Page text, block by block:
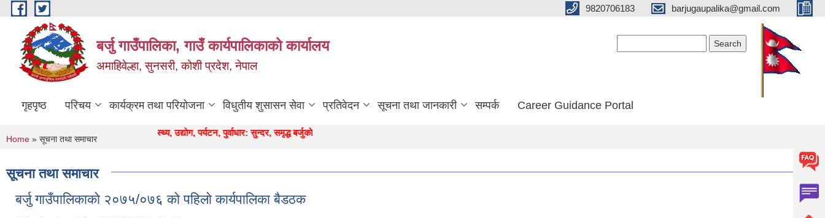
Skip to main content 9820706183 barjugaupalika@gmail.com
बर्जु गाउँपालिका, गाउँ कार्यपालिकाको कार्यालय
अमाहिवेल्हा, सुनसरी, कोशी प्रदेश, नेपाल
गृहपृष्ठ परिचय कार्यक्रम तथा परियोजना विधुतीय शुसासन सेवा प्रतिवेदन सूचना तथा जानकारी सम्पर्क Career Guidance Portal
" कृषि, शिक्षा, स्वास्थ्य, उद्याेग, पर्यटन, पुर्वाधार: सुन्दर, समृद्ध बर्जुकाे अाधार "
You are here
Home » सूचना तथा समाचार
सूचना तथा समाचार
बर्जु गाउँपालिकाकाे २०७५/०७६ काे पहिलाे कार्यपालिका बैडठक